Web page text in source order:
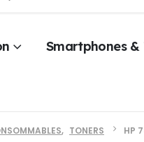
Smartphones &
, TONERS HP